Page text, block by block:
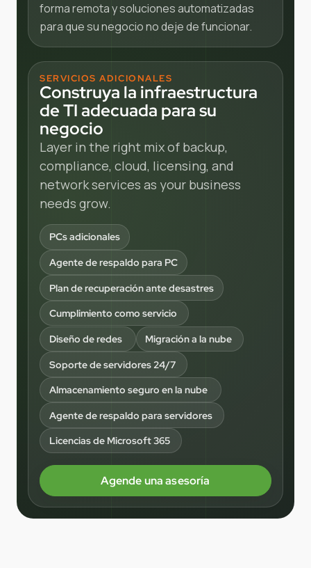
forma remota y soluciones automatizadas
para que su negocio no deje de funcionar.
SERVICIOS ADICIONALES
Construya la infraestructura
de TI adecuada para su
negocio
Layer in the right mix of backup,
compliance, cloud, licensing, and
network services as your business
needs grow.
PCs adicionales
Agente de respaldo para PC
Plan de recuperación ante desastres
Cumplimiento como servicio
Diseño de redes
Migración a la nube
Soporte de servidores 24/7
Almacenamiento seguro en la nube
Agente de respaldo para servidores
Licencias de Microsoft 365
Agende una asesoría